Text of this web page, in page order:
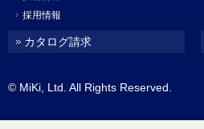
採用情報
カタログ請求
© MiKi, Ltd. All Rights Reserved.